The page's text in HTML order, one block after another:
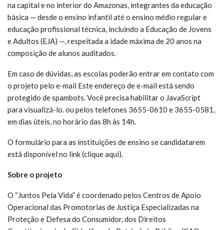
na capital e no interior do Amazonas, integrantes da educação
básica — desde o ensino infantil até o ensino médio regular e
educação profissional técnica, incluindo a Educação de Jovens
e Adultos (EJA) —, respeitada a idade máxima de 20 anos na
composição de alunos auditados.
Em caso de dúvidas, as escolas poderão entrar em contato com
o projeto pelo e-mail Este endereço de e-mail está sendo
protegido de spambots. Você precisa habilitar o JavaScript
para visualizá-lo.ou pelos telefones 3655-0610 e 3655-0581,
em dias úteis, no horário das 8h às 14h.
O formulário para as instituições de ensino se candidatarem
está disponível no link (clique aqui).
Sobre o projeto
O “Juntos Pela Vida” é coordenado pelos Centros de Apoio
Operacional das Promotorias de Justiça Especializadas na
Proteção e Defesa do Consumidor, dos Direitos